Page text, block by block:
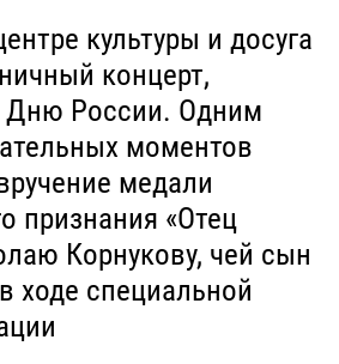
культуры и досуга
концерт,
России. Одним
моментов
медали
признания «Отец
Корнукову, чей сын
ходе специальной